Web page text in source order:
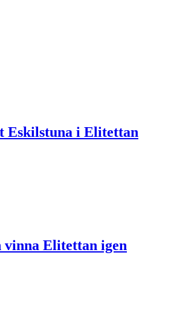
Eskilstuna i Elitettan
Elitettan igen